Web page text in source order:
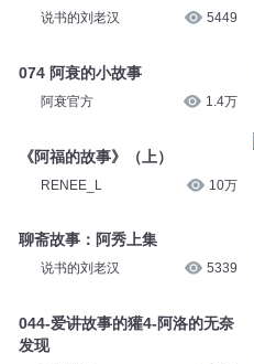
说书的刘老汉 5449
074 阿衰的小故事
阿衰官方 1.4万
《阿福的故事》（上）
RENEE_L 10万
聊斋故事：阿秀上集
说书的刘老汉 5339
044-爱讲故事的獾4-阿洛的无奈
发现